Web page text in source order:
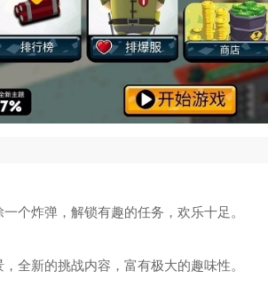
个炸弹，解锁有趣的任务，欢乐十足。
全新的挑战内容，富有极大的趣味性。